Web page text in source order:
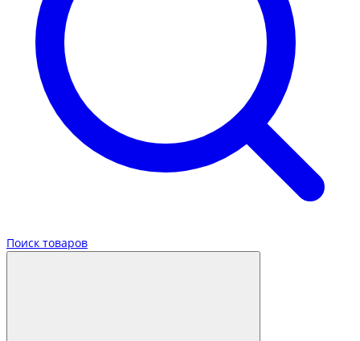
Поиск товаров